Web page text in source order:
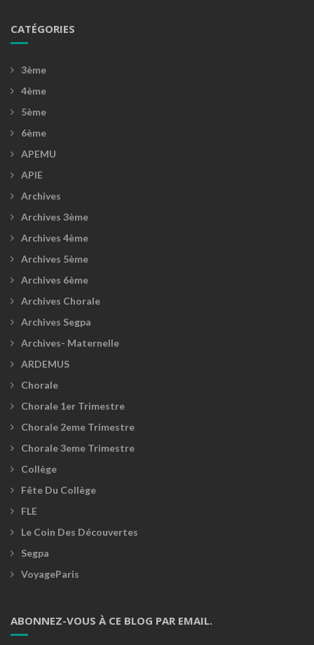
CATÉGORIES
3ème
4ème
5ème
6ème
APEMU
APIE
Archives
Archives 3ème
Archives 4ème
Archives 5ème
Archives 6ème
Archives Chorale
Archives Segpa
Archives- Maternelle
ARDEMUS
Chorale
Chorale 1er Trimestre
Chorale 2eme Trimestre
Chorale 3eme Trimestre
Collège
Fête Du Collège
FLE
Le Coin Des Découvertes
Segpa
VoyageParis
ABONNEZ-VOUS À CE BLOG PAR EMAIL.